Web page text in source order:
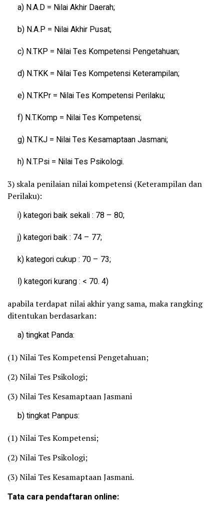
a) N.A.D = Nilai Akhir Daerah;
b) N.A.P = Nilai Akhir Pusat;
c) N.TKP = Nilai Tes Kompetensi Pengetahuan;
d) N.TKK = Nilai Tes Kompetensi Keterampilan;
e) N.TKPr = Nilai Tes Kompetensi Perilaku;
f) N.T.Komp = Nilai Tes Kompetensi;
g) N.TKJ = Nilai Tes Kesamaptaan Jasmani;
h) N.T.Psi = Nilai Tes Psikologi.
3) skala penilaian nilai kompetensi (Keterampilan dan
Perilaku):
i) kategori baik sekali : 78 – 80;
j) kategori baik : 74 – 77;
k) kategori cukup : 70 – 73;
l) kategori kurang : < 70. 4)
apabila terdapat nilai akhir yang sama, maka rangking
ditentukan berdasarkan:
a) tingkat Panda:
(1) Nilai Tes Kompetensi Pengetahuan;
(2) Nilai Tes Psikologi;
(3) Nilai Tes Kesamaptaan Jasmani
b) tingkat Panpus:
(1) Nilai Tes Kompetensi;
(2) Nilai Tes Psikologi;
(3) Nilai Tes Kesamaptaan Jasmani.
Tata cara pendaftaran online: